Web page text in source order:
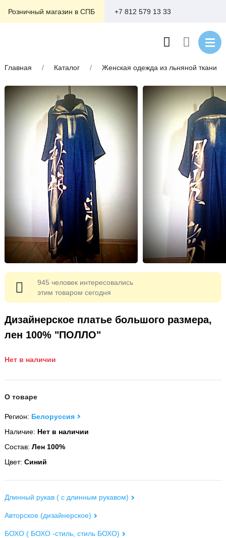
Розничный магазин в СПБ +7 812 579 13 33
Главная / Каталог / Женская одежда из льняной ткани
Дизайнерское платье большого размера,
лен 100% "ПОЛЛО"
Нет в наличии
О товаре
Регион: Белоруссия
Наличие: Нет в наличии
Состав: Лен 100%
Цвет: Синий
Длинный рукав ( с длинным рукавом)
Авторское (дизайнерское)
БОХО ( БОХО -стиль, стиль БОХО)
945 человек интересовались
этим товаром сегодня